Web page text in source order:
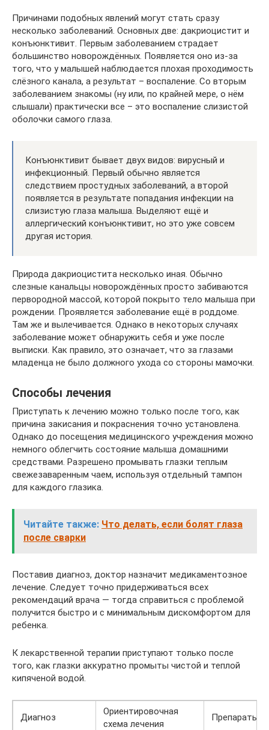
Причинами подобных явлений могут стать сразу
несколько заболеваний. Основных две: дакриоцистит и
конъюнктивит. Первым заболеванием страдает
большинство новорождённых. Появляется оно из-за
того, что у малышей наблюдается плохая проходимость
слёзного канала, а результат – воспаление. Со вторым
заболеванием знакомы (ну или, по крайней мере, о нём
слышали) практически все – это воспаление слизистой
оболочки самого глаза.
Конъюнктивит бывает двух видов: вирусный и
инфекционный. Первый обычно является
следствием простудных заболеваний, а второй
появляется в результате попадания инфекции на
слизистую глаза малыша. Выделяют ещё и
аллергический конъюнктивит, но это уже совсем
другая история.
Природа дакриоцистита несколько иная. Обычно
слезные канальцы новорождённых просто забиваются
первородной массой, которой покрыто тело малыша при
рождении. Проявляется заболевание ещё в роддоме.
Там же и вылечивается. Однако в некоторых случаях
заболевание может обнаружить себя и уже после
выписки. Как правило, это означает, что за глазами
младенца не было должного ухода со стороны мамочки.
Способы лечения
Приступать к лечению можно только после того, как
причина закисания и покраснения точно установлена.
Однако до посещения медицинского учреждения можно
немного облегчить состояние малыша домашними
средствами. Разрешено промывать глазки теплым
свежезаваренным чаем, используя отдельный тампон
для каждого глазика.
Читайте также: Что делать, если болят глаза
после сварки
Поставив диагноз, доктор назначит медикаментозное
лечение. Следует точно придерживаться всех
рекомендаций врача — тогда справиться с проблемой
получится быстро и с минимальным дискомфортом для
ребенка.
К лекарственной терапии приступают только после
того, как глазки аккуратно промыты чистой и теплой
кипяченой водой.
Диагноз
Ориентировочная
схема лечения
Препараты